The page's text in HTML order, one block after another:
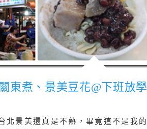
東煮、景美豆花@下班放學
景美還真是不熟，畢竟這不是我的